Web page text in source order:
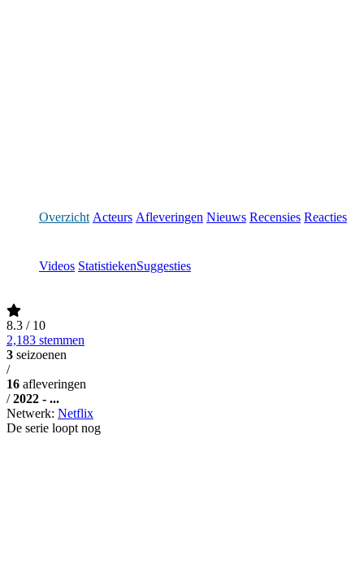
Overzicht Acteurs Afleveringen Nieuws Recensies Reacties
Videos StatistiekenSuggesties
8.3 / 10
2,183 stemmen
3 seizoenen
/
16 afleveringen
/ 2022 - ...
Netwerk: Netflix
De serie loopt nog